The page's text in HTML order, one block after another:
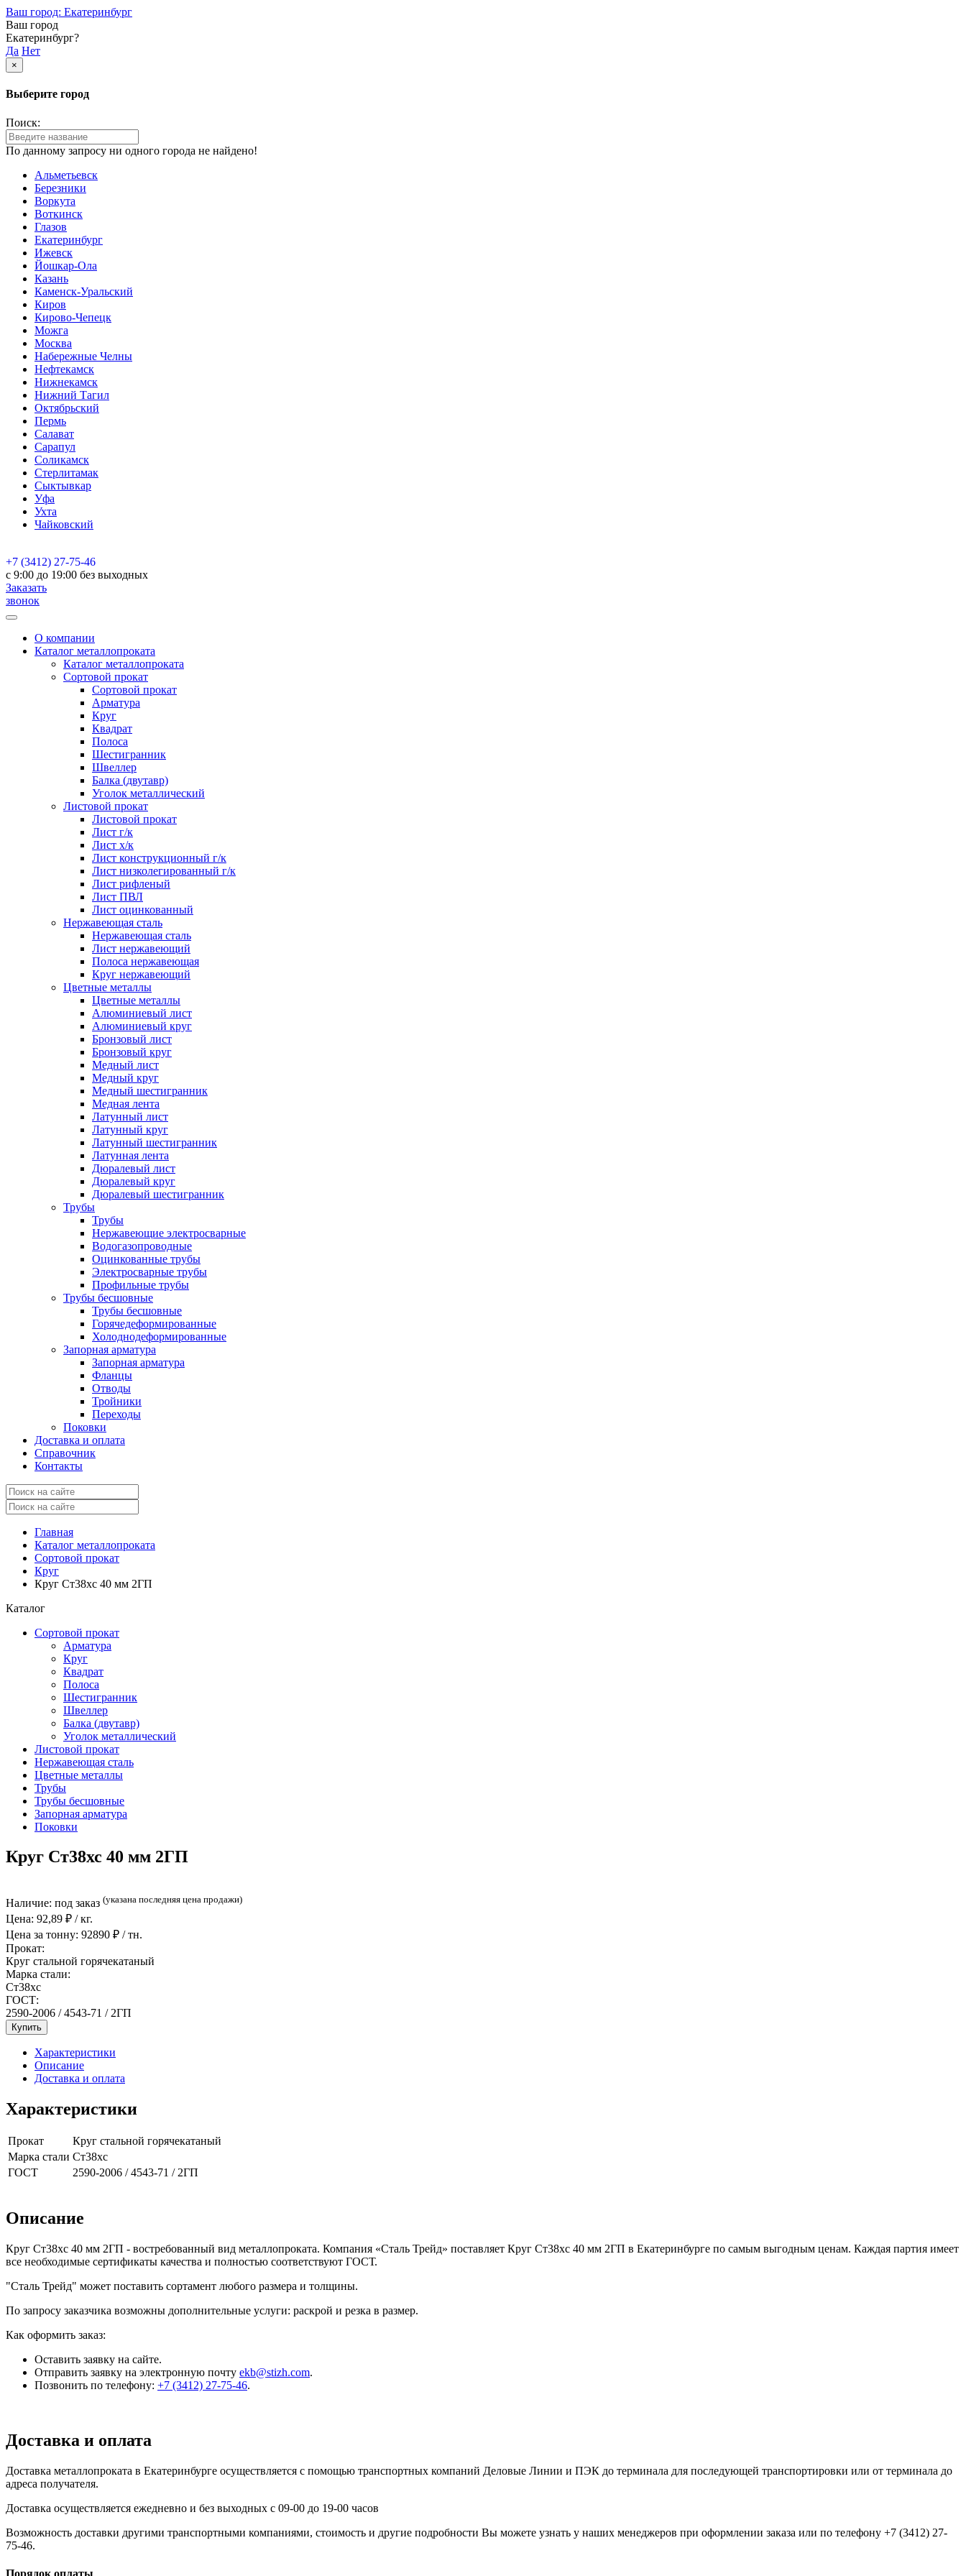
Ваш город: Екатеринбург
Ваш город
Екатеринбург?
Да Нет
×
Выберите город
Поиск:
По данному запросу ни одного города не найдено!
Альметьевск
Березники
Воркута
Воткинск
Глазов
Екатеринбург
Ижевск
Йошкар-Ола
Казань
Каменск-Уральский
Киров
Кирово-Чепецк
Можга
Москва
Набережные Челны
Нефтекамск
Нижнекамск
Нижний Тагил
Октябрьский
Пермь
Салават
Сарапул
Соликамск
Стерлитамак
Сыктывкар
Уфа
Ухта
Чайковский
+7 (3412) 27-75-46
c 9:00 до 19:00 без выходных
Заказать
звонок
О компании
Каталог металлопроката
Каталог металлопроката
Сортовой прокат
Сортовой прокат
Арматура
Круг
Квадрат
Полоса
Шестигранник
Швеллер
Балка (двутавр)
Уголок металлический
Листовой прокат
Листовой прокат
Лист г/к
Лист х/к
Лист конструкционный г/к
Лист низколегированный г/к
Лист рифленый
Лист ПВЛ
Лист оцинкованный
Нержавеющая сталь
Нержавеющая сталь
Лист нержавеющий
Полоса нержавеющая
Круг нержавеющий
Цветные металлы
Цветные металлы
Алюминиевый лист
Алюминиевый круг
Бронзовый лист
Бронзовый круг
Медный лист
Медный круг
Медный шестигранник
Медная лента
Латунный лист
Латунный круг
Латунный шестигранник
Латунная лента
Дюралевый лист
Дюралевый круг
Дюралевый шестигранник
Трубы
Трубы
Нержавеющие электросварные
Водогазопроводные
Оцинкованные трубы
Электросварные трубы
Профильные трубы
Трубы бесшовные
Трубы бесшовные
Горячедеформированные
Холоднодеформированные
Запорная арматура
Запорная арматура
Фланцы
Отводы
Тройники
Переходы
Поковки
Доставка и оплата
Справочник
Контакты
Главная
Каталог металлопроката
Сортовой прокат
Круг
Круг Ст38хс 40 мм 2ГП
Каталог
Сортовой прокат
Арматура
Круг
Квадрат
Полоса
Шестигранник
Швеллер
Балка (двутавр)
Уголок металлический
Листовой прокат
Нержавеющая сталь
Цветные металлы
Трубы
Трубы бесшовные
Запорная арматура
Поковки
Круг Ст38хс 40 мм 2ГП
Наличие: под заказ (указана последняя цена продажи)
Цена: 92,89 ₽ / кг.
Цена за тонну: 92890 ₽ / тн.
Прокат:
Круг стальной горячекатаный
Марка стали:
Ст38хс
ГОСТ:
2590-2006 / 4543-71 / 2ГП
Купить
Характеристики
Описание
Доставка и оплата
Характеристики
Прокат
Круг стальной горячекатаный
Марка стали Ст38хс
ГОСТ
2590-2006 / 4543-71 / 2ГП
Описание
Круг Ст38хс 40 мм 2ГП - востребованный вид металлопроката. Компания «Сталь Трейд» поставляет Круг Ст38хс 40 мм 2ГП в Екатеринбурге по самым выгодным ценам. Каждая партия имеет
все необходимые сертификаты качества и полностью соответствуют ГОСТ.
"Сталь Трейд" может поставить сортамент любого размера и толщины.
По запросу заказчика возможны дополнительные услуги: раскрой и резка в размер.
Как оформить заказ:
Оставить заявку на сайте.
Отправить заявку на электронную почту ekb@stizh.com.
Позвонить по телефону: +7 (3412) 27-75-46.
Доставка и оплата
Доставка металлопроката в Екатеринбурге осуществляется с помощью транспортных компаний Деловые Линии и ПЭК до терминала для последующей транспортировки или от терминала до
адреса получателя.
Доставка осуществляется ежедневно и без выходных с 09-00 до 19-00 часов
Возможность доставки другими транспортными компаниями, стоимость и другие подробности Вы можете узнать у наших менеджеров при оформлении заказа или по телефону +7 (3412) 27-
75-46.